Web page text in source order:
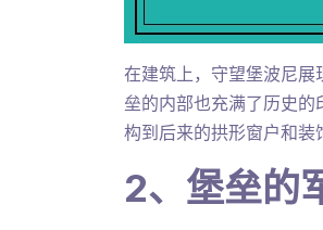
在建筑上，守望堡波尼
垒的内部也充满了历史
构到后来的拱形窗户和装
2、堡垒的